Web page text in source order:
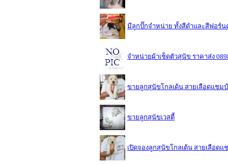
มีลูกปั๊กจำหน่าย ทั้งสีดำและสีฟอร์น
จำหน่ายผ้าเช็ดตัวสุนัข ราคาส่ง
ขายลูกสุนัขโกลเด้น สายเลือดแชม
ขายลูกสุนัขเวสตี้
เปิดจองลูกสุนัขโกลเด้น สายเลือด